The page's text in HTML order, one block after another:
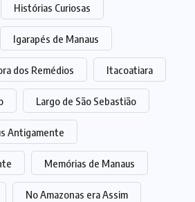
Histórias Curiosas
Igarapés de Manaus
dos Remédios Itacoatiara
Largo de São Sebastião
Antigamente
Memórias de Manaus
No Amazonas era Assim